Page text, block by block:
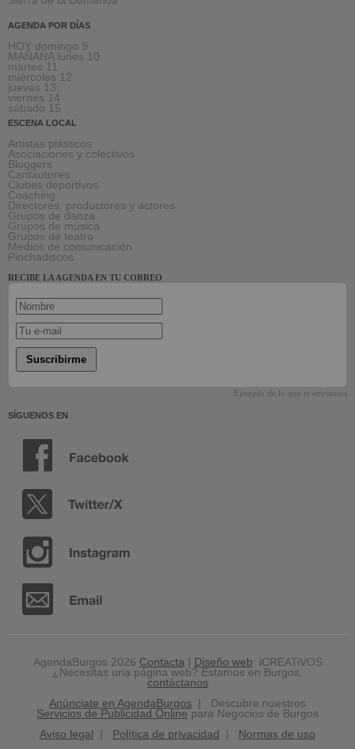
AGENDA POR DÍAS
HOY domingo 9
MAÑANA lunes 10
martes 11
miércoles 12
jueves 13
viernes 14
sábado 15
ESCENA LOCAL
Artistas plásticos
Asociaciones y colectivos
Bloggers
Cantautores
Clubes deportivos
Coaching
Directores, productores y actores
Grupos de danza
Grupos de música
Grupos de teatro
Medios de comunicación
Pinchadiscos
RECIBE LA AGENDA EN TU CORREO
Suscribirme
Ejemplo de lo que te enviamos
SÍGUENOS EN
AgendaBurgos 2026 Contacta| Diseño web: iCREATiVOS
¿Necesitas una página web? Estamos en Burgos,
contáctanos
Anúnciate en AgendaBurgos | Descubre nuestros
Servicios de Publicidad Online para Negocios de Burgos
Aviso legal
Política de privacidad Normas de uso